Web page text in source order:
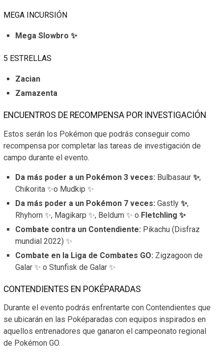
MEGA INCURSIÓN
Mega Slowbro ✨
5 ESTRELLAS
Zacian
Zamazenta
ENCUENTROS DE RECOMPENSA POR INVESTIGACIÓN
Estos serán los Pokémon que podrás conseguir como
recompensa por completar las tareas de investigación de
campo durante el evento.
Da más poder a un Pokémon 3 veces: Bulbasaur ✨,
Chikorita ✨o Mudkip ✨
Da más poder a un Pokémon 7 veces: Gastly ✨,
Rhyhorn ✨, Magikarp ✨, Beldum ✨ o Fletchling ✨
Combate contra un Contendiente: Pikachu (Disfraz
mundial 2022) ✨
Combate en la Liga de Combates GO: Zigzagoon de
Galar ✨ o Stunfisk de Galar ✨
CONTENDIENTES EN POKÉPARADAS
Durante el evento podrás enfrentarte con Contendientes que
se ubicarán en las Poképaradas con equipos inspirados en
aquellos entrenadores que ganaron el campeonato regional
de Pokémon GO.